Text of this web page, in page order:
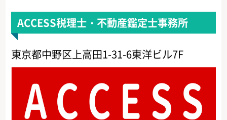
ACCESS税理士・不動産鑑定士事務所
東京都中野区上高田1-31-6東洋ビル7F